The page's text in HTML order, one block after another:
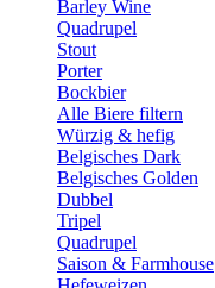
Barley Wine
Quadrupel
Stout
Porter
Bockbier
Alle Biere filtern
Würzig & hefig
Belgisches Dark
Belgisches Golden
Dubbel
Tripel
Quadrupel
Saison & Farmhouse